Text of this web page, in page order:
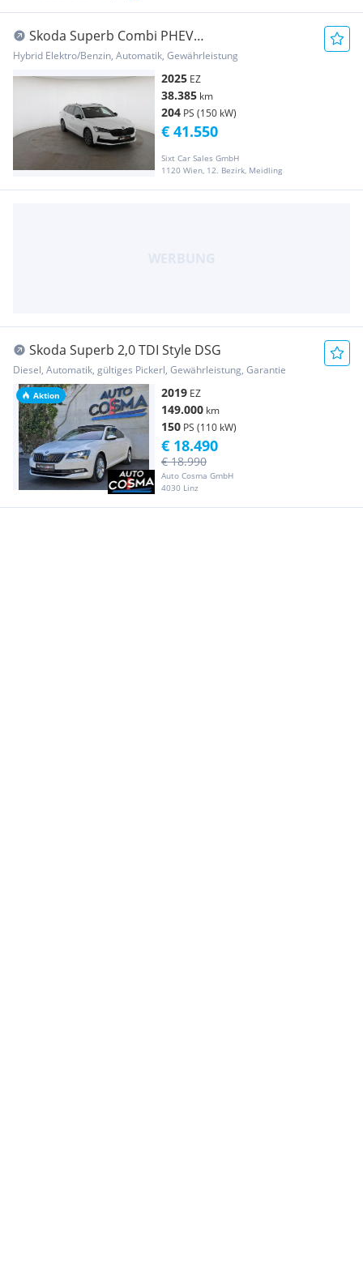
Skoda Superb Combi PHEV
Sportline|AHK|ACC|Headup|Pano
Hybrid Elektro/Benzin, Automatik, Gewährleistung
2025 EZ
38.385 km
204 PS (150 kW)
Sixt Car Sales GmbH
1120 Wien, 12. Bezirk, Meidling
€ 41.550
Aktion
Skoda Superb 2,0 TDI Style DSG
Diesel, Automatik, gültiges Pickerl, Gewährleistung, Garantie
2019 EZ
149.000 km
150 PS (110 kW)
Auto Cosma GmbH
4030 Linz
€ 18.990
€ 18.490